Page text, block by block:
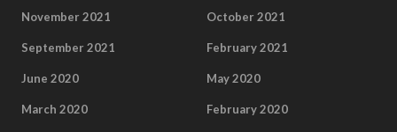
November 2021 October 2021
September 2021 February 2021
June 2020 May 2020
March 2020 February 2020